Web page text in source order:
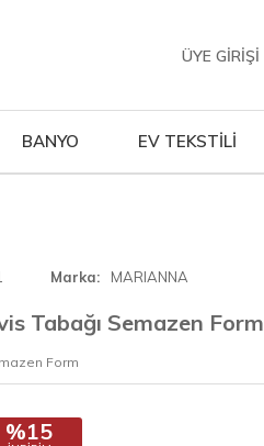
ÜYE GIRIŞI
BANYO EV TEKSTİLİ
Marka MARIANNA
Tabağı Semazen Form
Form
%15